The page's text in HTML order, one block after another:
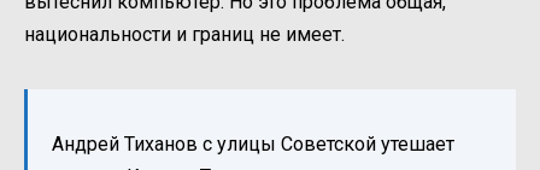
национальности и границ не имеет.
Андрей Тиханов с улицы Советской утешает